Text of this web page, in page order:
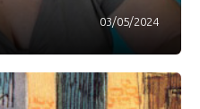
03/05/2024